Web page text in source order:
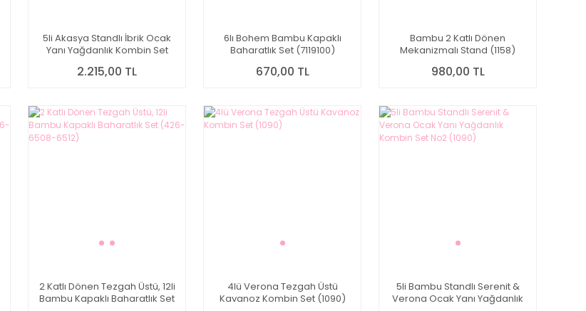
5li Akasya Standlı İbrik Ocak
Yanı Yağdanlık Kombin Set
2.215,00 TL
6lı Bohem Bambu Kapaklı
Baharatlık Set (7119100)
670,00 TL
Bambu 2 Katlı Dönen
Mekanizmalı Stand (1158)
980,00 TL
2 Katlı Dönen Tezgah Üstü, 12li
Bambu Kapaklı Baharatlık Set
4lü Verona Tezgah Üstü
Kavanoz Kombin Set (1090)
5li Bambu Standlı Serenit &
Verona Ocak Yanı Yağdanlık